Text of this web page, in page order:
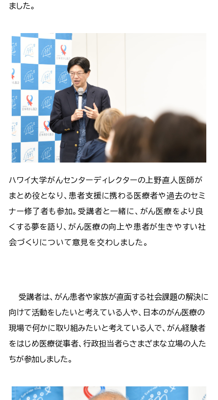
ました。
ハワイ大学がんセンターディレクターの上野直人医師が
まとめ役となり、患者支援に携わる医療者や過去のセミ
ナー修了者も参加。受講者と一緒に、がん医療をより良
くする夢を語り、がん医療の向上や患者が生きやすい社
会づくりについて意見を交わしました。
受講者は、がん患者や家族が直面する社会課題の解決に
向けて活動をしたいと考えている人や、日本のがん医療の
現場で何かに取り組みたいと考えている人で、がん経験者
をはじめ医療従事者、行政担当者らさまざまな立場の人た
ちが参加しました。